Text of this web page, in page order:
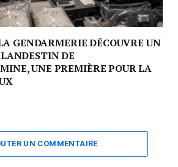
GENDARMERIE DÉCOUVRE UN
DE
UNE PREMIÈRE POUR LA
UN COMMENTAIRE